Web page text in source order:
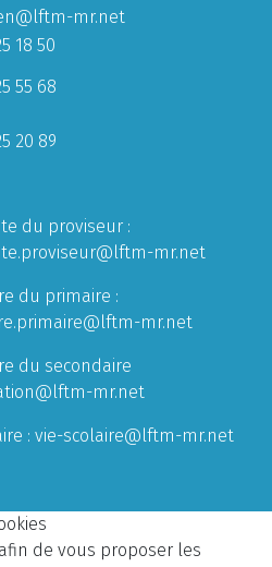
mr.net
18 50
55 68
20 89
du proviseur :
mr.net
du primaire :
mr.net
du secondaire
mr.net
: vie-scolaire@lftm-mr.net
de vous proposer les